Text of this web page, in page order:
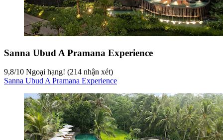
Sanna Ubud A Pramana Experience
9,8/10 Ngoại hạng! (214 nhận xét)
Sanna Ubud A Pramana Experience